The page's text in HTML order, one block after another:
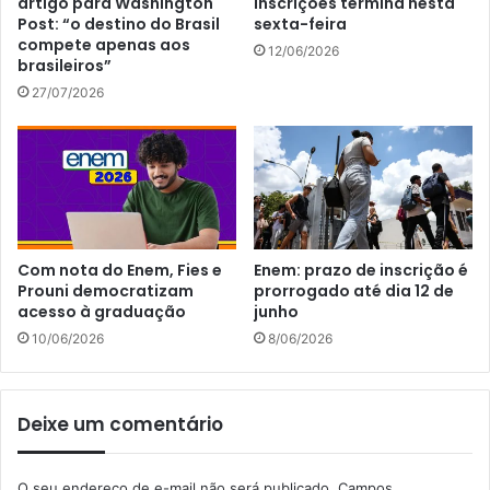
Post: “o destino do Brasil
compete apenas aos
brasileiros”
27/07/2026
sexta-feira
12/06/2026
Com nota do Enem, Fies e
Prouni democratizam
acesso à graduação
10/06/2026
Enem: prazo de inscrição é
prorrogado até dia 12 de
junho
8/06/2026
Deixe um comentário